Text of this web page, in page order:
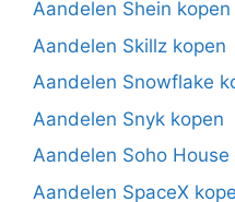
Aandelen Shein kopen
Aandelen Skillz kopen
Aandelen Snowflake
Aandelen Snyk kopen
Aandelen Soho House
Aandelen SpaceX